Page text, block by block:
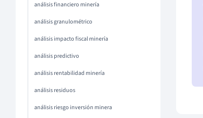
análisis financiero minería
análisis granulométrico
análisis impacto fiscal minería
análisis predictivo
análisis rentabilidad minería
análisis residuos
análisis riesgo inversión minera